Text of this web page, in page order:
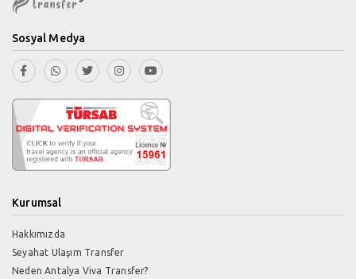
Sosyal Medya
Kurumsal
Hakkımızda
Seyahat Ulaşım Transfer
Neden Antalya Viva Transfer?